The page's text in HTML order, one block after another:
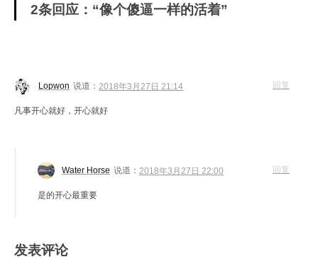
2条回应：“像个傻逼一样的活着”
Lopwon 说道： 2018年3月27日 21:14
凡事开心就好，开心就好
回复
Water Horse 说道： 2018年3月27日 22:00
是的开心最重要
回复
发表评论